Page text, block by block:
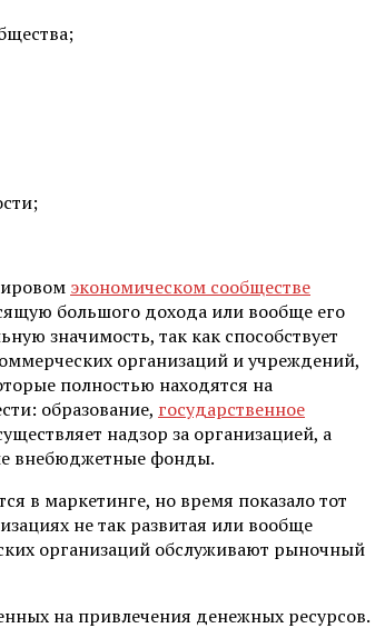
экономическом сообществе
большого дохода или вообще его
значимость, так как способствует
организаций и учреждений,
полностью находятся на
образование, государственное
надзор за организацией, а
внебюджетные фонды.
в маркетинге, но время показало тот
не так развитая или вообще
организаций обслуживают рыночный
на привлечения денежных ресурсов.